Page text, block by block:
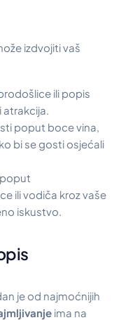
izdvojiti vaš
ili popis
atrakcija.
poput boce vina,
bi se gosti osjećali
ili vodiča kroz vaše
iskustvo.
je od najmoćnijih
ima na